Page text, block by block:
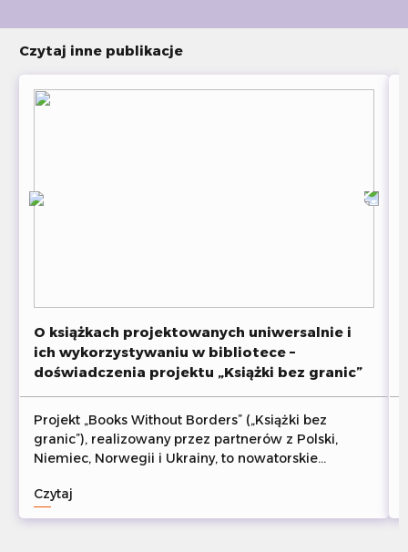
Czytaj inne publikacje
O książkach projektowanych uniwersalnie i
ich wykorzystywaniu w bibliotece –
doświadczenia projektu „Książki bez granic”
Projekt „Books Without Borders” („Książki bez
granic”), realizowany przez partnerów z Polski,
Niemiec, Norwegii i Ukrainy, to nowatorskie
osób dorosłych doświadczających trudności w
czytaniu książek poprzez upowszechnianie metody
Czytaj